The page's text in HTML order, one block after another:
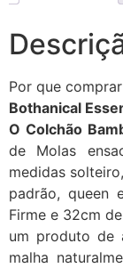
Por que comprar
Bothanical
O Colchão
de Molas
medidas
padrão, queen
Firme e 32cm
um produto de
malha